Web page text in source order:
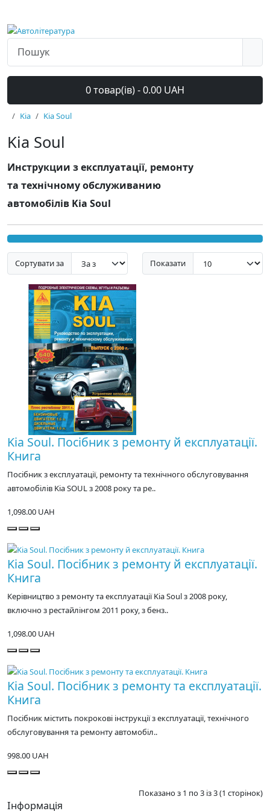
0 товар(ів) - 0.00 UAH
Kia Kia Soul
Kia Soul
Инструкции з експлуатації, ремонту
та технічному обслуживанию
автомобілів Kia Soul
Сортувати за Показати
Kia Soul. Посібник з ремонту й експлуатації.
Книга
Посібник з експлуатації, ремонту та технічного обслуговування
автомобілів Kia SOUL з 2008 року та ре..
1,098.00 UAH
Kia Soul. Посібник з ремонту й експлуатації.
Книга
Керівництво з ремонту та експлуатації Kia Soul з 2008 року,
включно з рестайлінгом 2011 року, з бенз..
1,098.00 UAH
Kia Soul. Посібник з ремонту та експлуатації.
Книга
Посібник містить покрокові інструкції з експлуатації, технічного
обслуговування та ремонту автомобіл..
998.00 UAH
Показано з 1 по 3 із 3 (1 сторінок)
Інформація